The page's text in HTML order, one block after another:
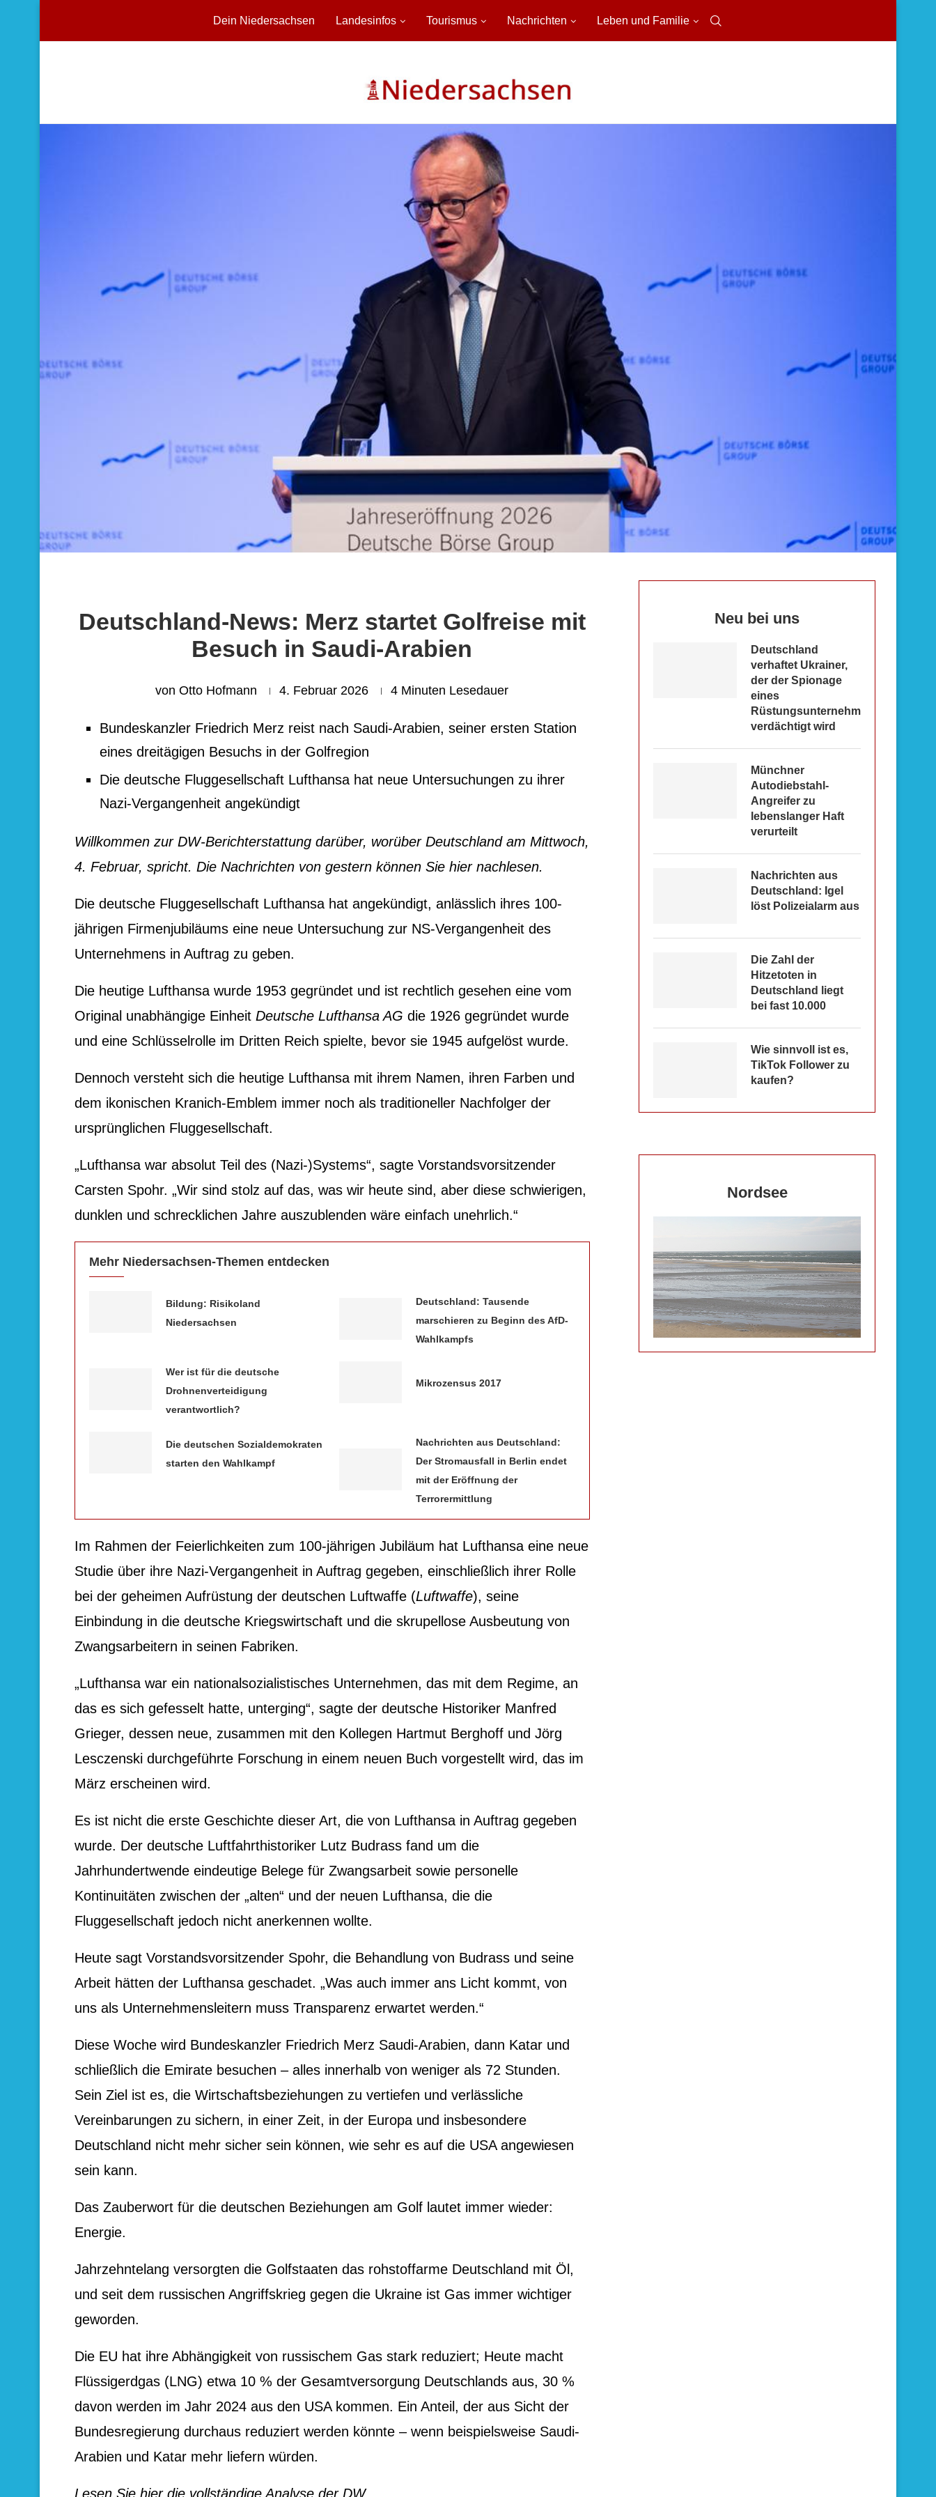
Dein Niedersachsen Landesinfos Tourismus Nachrichten Leben und Familie
Deutschland-News: Merz startet Golfreise mit
Besuch in Saudi-Arabien
vonOtto Hofmann 4. Februar 2026 4 Minuten Lesedauer
Bundeskanzler Friedrich Merz reist nach Saudi-Arabien, seiner ersten Station
eines dreitägigen Besuchs in der Golfregion
Die deutsche Fluggesellschaft Lufthansa hat neue Untersuchungen zu ihrer
Nazi-Vergangenheit angekündigt
Willkommen zur DW-Berichterstattung darüber, worüber Deutschland am Mittwoch,
4. Februar, spricht. Die Nachrichten von gestern können Sie hier nachlesen.
Die deutsche Fluggesellschaft Lufthansa hat angekündigt, anlässlich ihres 100-
jährigen Firmenjubiläums eine neue Untersuchung zur NS-Vergangenheit des
Unternehmens in Auftrag zu geben.
Die heutige Lufthansa wurde 1953 gegründet und ist rechtlich gesehen eine vom
Original unabhängige Einheit Deutsche Lufthansa AG die 1926 gegründet wurde
und eine Schlüsselrolle im Dritten Reich spielte, bevor sie 1945 aufgelöst wurde.
Dennoch versteht sich die heutige Lufthansa mit ihrem Namen, ihren Farben und
dem ikonischen Kranich-Emblem immer noch als traditioneller Nachfolger der
ursprünglichen Fluggesellschaft.
„Lufthansa war absolut Teil des (Nazi-)Systems“, sagte Vorstandsvorsitzender
Carsten Spohr. „Wir sind stolz auf das, was wir heute sind, aber diese schwierigen,
dunklen und schrecklichen Jahre auszublenden wäre einfach unehrlich.“
Mehr Niedersachsen-Themen entdecken
Bildung: Risikoland
Niedersachsen
Deutschland: Tausende
marschieren zu Beginn des AfD-
Wahlkampfs
Wer ist für die deutsche
Drohnenverteidigung
verantwortlich?
Mikrozensus 2017
Die deutschen Sozialdemokraten
starten den Wahlkampf
Nachrichten aus Deutschland:
Der Stromausfall in Berlin endet
mit der Eröffnung der
Terrorermittlung
Im Rahmen der Feierlichkeiten zum 100-jährigen Jubiläum hat Lufthansa eine neue
Studie über ihre Nazi-Vergangenheit in Auftrag gegeben, einschließlich ihrer Rolle
bei der geheimen Aufrüstung der deutschen Luftwaffe (Luftwaffe), seine
Einbindung in die deutsche Kriegswirtschaft und die skrupellose Ausbeutung von
Zwangsarbeitern in seinen Fabriken.
„Lufthansa war ein nationalsozialistisches Unternehmen, das mit dem Regime, an
das es sich gefesselt hatte, unterging“, sagte der deutsche Historiker Manfred
Grieger, dessen neue, zusammen mit den Kollegen Hartmut Berghoff und Jörg
Lesczenski durchgeführte Forschung in einem neuen Buch vorgestellt wird, das im
März erscheinen wird.
Es ist nicht die erste Geschichte dieser Art, die von Lufthansa in Auftrag gegeben
wurde. Der deutsche Luftfahrthistoriker Lutz Budrass fand um die
Jahrhundertwende eindeutige Belege für Zwangsarbeit sowie personelle
Kontinuitäten zwischen der „alten“ und der neuen Lufthansa, die die
Fluggesellschaft jedoch nicht anerkennen wollte.
Heute sagt Vorstandsvorsitzender Spohr, die Behandlung von Budrass und seine
Arbeit hätten der Lufthansa geschadet. „Was auch immer ans Licht kommt, von
uns als Unternehmensleitern muss Transparenz erwartet werden.“
Diese Woche wird Bundeskanzler Friedrich Merz Saudi-Arabien, dann Katar und
schließlich die Emirate besuchen – alles innerhalb von weniger als 72 Stunden.
Sein Ziel ist es, die Wirtschaftsbeziehungen zu vertiefen und verlässliche
Vereinbarungen zu sichern, in einer Zeit, in der Europa und insbesondere
Deutschland nicht mehr sicher sein können, wie sehr es auf die USA angewiesen
sein kann.
Das Zauberwort für die deutschen Beziehungen am Golf lautet immer wieder:
Energie.
Jahrzehntelang versorgten die Golfstaaten das rohstoffarme Deutschland mit Öl,
und seit dem russischen Angriffskrieg gegen die Ukraine ist Gas immer wichtiger
geworden.
Die EU hat ihre Abhängigkeit von russischem Gas stark reduziert; Heute macht
Flüssigerdgas (LNG) etwa 10 % der Gesamtversorgung Deutschlands aus, 30 %
davon werden im Jahr 2024 aus den USA kommen. Ein Anteil, der aus Sicht der
Bundesregierung durchaus reduziert werden könnte – wenn beispielsweise Saudi-
Arabien und Katar mehr liefern würden.
Lesen Sie hier die vollständige Analyse der DW.
Neu bei uns
Deutschland
verhaftet Ukrainer,
der der Spionage
eines
Rüstungsunternehmens
verdächtigt wird
Münchner
Autodiebstahl-
Angreifer zu
lebenslanger Haft
verurteilt
Nachrichten aus
Deutschland: Igel
löst Polizeialarm aus
Die Zahl der
Hitzetoten in
Deutschland liegt
bei fast 10.000
Wie sinnvoll ist es,
TikTok Follower zu
kaufen?
Nordsee